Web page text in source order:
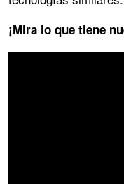
¡Mira lo que tiene